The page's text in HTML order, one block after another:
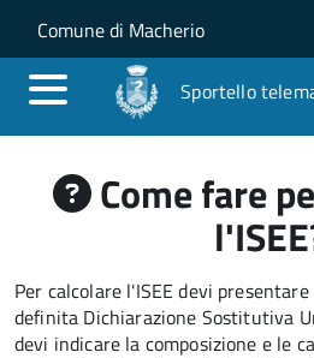
Salta al contenuto
Skip to site navigation
Comune di Macherio
Sportello
Come fare
Per calcolare l'ISEE devi
definita Dichiarazione Sostitutiva
devi indicare la composizione e le